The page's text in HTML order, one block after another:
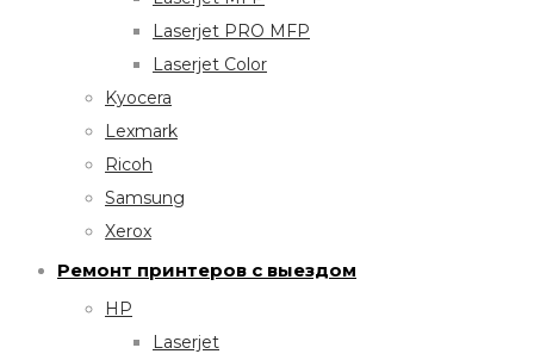
Laserjet PRO MFP
Laserjet Color
Kyocera
Lexmark
Ricoh
Samsung
Xerox
Ремонт принтеров с выездом
HP
Laserjet